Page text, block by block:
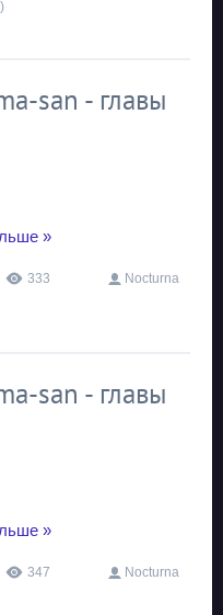
san - главы
»
333
Nocturna
san - главы
»
347
Nocturna